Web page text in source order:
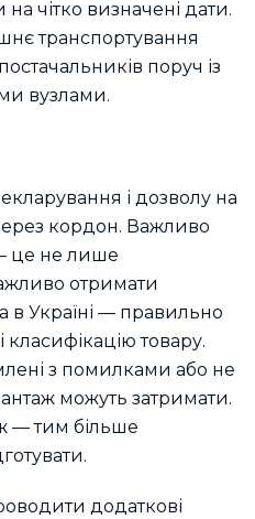
чітко визначені дати.
транспортування
поруч із
вузлами.
і дозволу на
кордон. Важливо
це не лише
отримати
в Україні — правильно
класифікацію товару.
з помилками або не
можуть затримати.
— тим більше
додаткові